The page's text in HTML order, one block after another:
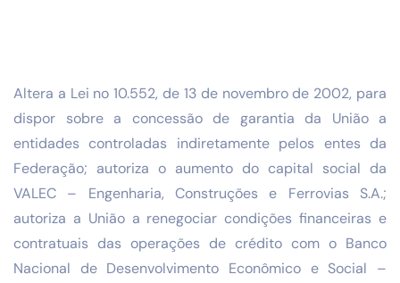
Altera a Lei no 10.552, de 13 de novembro de 2002, para
dispor sobre a concessão de garantia da União a
entidades controladas indiretamente pelos entes da
Federação; autoriza o aumento do capital social da
VALEC – Engenharia, Construções e Ferrovias S.A.;
autoriza a União a renegociar condições financeiras e
contratuais das operações de crédito com o Banco
Nacional de Desenvolvimento Econômico e Social –